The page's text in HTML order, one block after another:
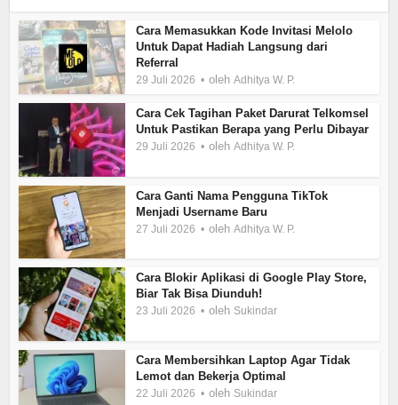
Cara Memasukkan Kode Invitasi Melolo
Untuk Dapat Hadiah Langsung dari
Referral
29 Juli 2026 olehAdhitya W. P.
Cara Cek Tagihan Paket Darurat Telkomsel
Untuk Pastikan Berapa yang Perlu Dibayar
29 Juli 2026 olehAdhitya W. P.
Cara Ganti Nama Pengguna TikTok
Menjadi Username Baru
27 Juli 2026 olehAdhitya W. P.
Cara Blokir Aplikasi di Google Play Store,
Biar Tak Bisa Diunduh!
23 Juli 2026 oleh Sukindar
Cara Membersihkan Laptop Agar Tidak
Lemot dan Bekerja Optimal
22 Juli 2026 oleh Sukindar